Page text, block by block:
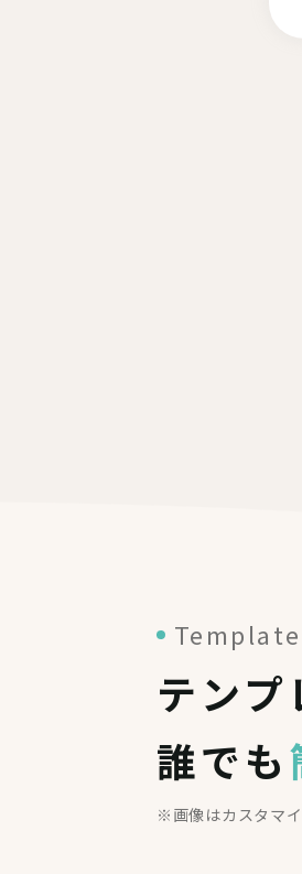
Template
テンプ
誰でも
※画像はカスタマイ